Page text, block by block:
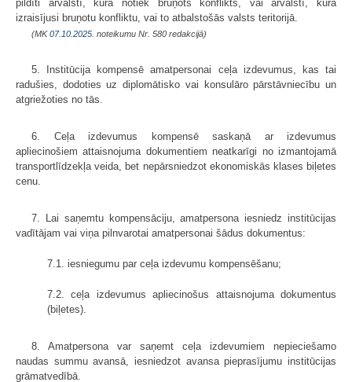
pildīti ārvalstī, kurā notiek bruņots konflikts, vai ārvalstī, kura
izraisījusi bruņotu konfliktu, vai to atbalstošās valsts teritorijā.
(MK07.10.2025. noteikumu Nr. 580 redakcijā)
5. Institūcija kompensē amatpersonai ceļa izdevumus, kas tai
radušies, dodoties uz diplomātisko vai konsulāro pārstāvniecību un
atgriežoties no tās.
6. Ceļa izdevumus kompensē saskaņā ar izdevumus
apliecinošiem attaisnojuma dokumentiem neatkarīgi no izmantojamā
transportlīdzekļa veida, bet nepārsniedzot ekonomiskās klases biļetes
cenu.
7. Lai saņemtu kompensāciju, amatpersona iesniedz institūcijas
vadītājam vai viņa pilnvarotai amatpersonai šādus dokumentus:
7.1. iesniegumu par ceļa izdevumu kompensēšanu;
7.2. ceļa izdevumus apliecinošus attaisnojuma dokumentus
(biļetes).
8. Amatpersona var saņemt ceļa izdevumiem nepieciešamo
naudas summu avansā, iesniedzot avansa pieprasījumu institūcijas
grāmatvedībā.